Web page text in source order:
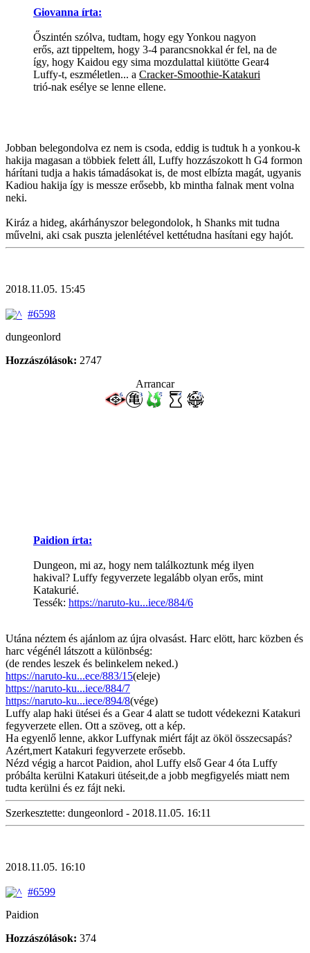
Giovanna írta:
Őszintén szólva, tudtam, hogy egy Yonkou nagyon
erős, azt tippeltem, hogy 3-4 parancsnokkal ér fel, na de
így, hogy Kaidou egy sima mozdulattal kiütötte Gear4
Luffy-t, eszméletlen... a Cracker-Smoothie-Katakuri
trió-nak esélye se lenne ellene.
Jobban belegondolva ez nem is csoda, eddig is tudtuk h a yonkou-k
hakija magasan a többiek felett áll, Luffy hozzászokott h G4 formon
hárítani tudja a hakis támadásokat is, de most elbízta magát, ugyanis
Kadiou hakija így is messze erősebb, kb mintha falnak ment volna
neki.
Kiráz a hideg, akárhányszor belegondolok, h Shanks mit tudna
művelni, aki csak puszta jelenlétével kettétudna hasítani egy hajót.
2018.11.05. 15:45
#6598
dungeonlord
Hozzászólások: 2747
Arrancar
Paidion írta:
Dungeon, mi az, hogy nem találkoztunk még ilyen
hakival? Luffy fegyverzete legalább olyan erős, mint
Katakurié.
Tessék: https://naruto-ku...iece/884/6
Utána néztem és ajánlom az újra olvasást. Harc elött, harc közben és
harc végénél látszott a különbség:
(de rendes leszek és belinkelem neked.)
https://naruto-ku...ece/883/15(eleje)
https://naruto-ku...iece/884/7
https://naruto-ku...iece/894/8(vége)
Luffy alap haki ütései és a Gear 4 alatt se tudott védekezni Katakuri
fegyverzete ellen. Ott a szöveg, ott a kép.
Ha egyenlő lenne, akkor Luffynak miért fájt az ököl összecsapás?
Azért,mert Katakuri fegyverzete erősebb.
Nézd végig a harcot Paidion, ahol Luffy első Gear 4 óta Luffy
próbálta kerülni Katakuri ütéseit,de a jobb megfigyelés miatt nem
tudta kerülni és ez fájt neki.
Szerkesztette: dungeonlord - 2018.11.05. 16:11
2018.11.05. 16:10
#6599
Paidion
Hozzászólások: 374